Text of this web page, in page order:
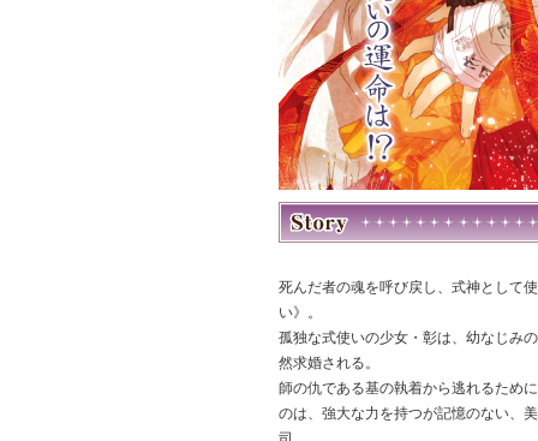
死んだ者の魂を呼び戻し、式神として
い》。
孤独な式使いの少女・彰は、幼なじみ
然求婚される。
師の仇である基の執着から逃れるため
のは、強大な力を持つが記憶のない、